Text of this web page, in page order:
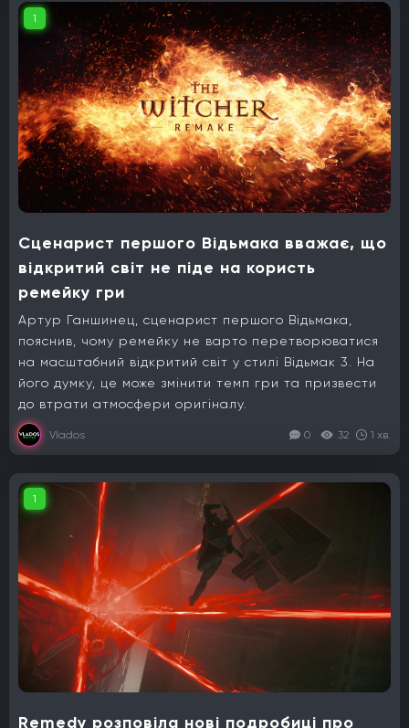
1
Сценарист першого Відьмака вважає, що
відкритий світ не піде на користь
ремейку гри
Артур Ганшинец, сценарист першого Відьмака,
пояснив, чому ремейку не варто перетворюватися
на масштабний відкритий світ у стилі Відьмак 3. На
його думку, це може змінити темп гри та призвести
до втрати атмосфери оригіналу.
Vlados 0 32 1 хв.
1
Remedy розповіла нові подробиці про